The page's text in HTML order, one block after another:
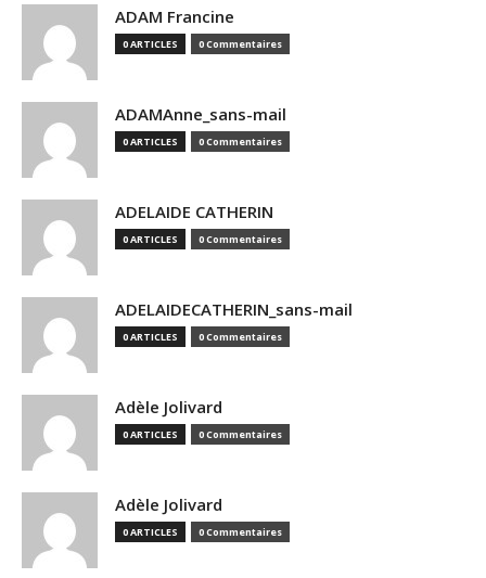
ADAM Francine
0 ARTICLES 0 Commentaires
ADAMAnne_sans-mail
0 ARTICLES 0 Commentaires
ADELAIDE CATHERIN
0 ARTICLES 0 Commentaires
ADELAIDECATHERIN_sans-mail
0 ARTICLES 0 Commentaires
Adèle Jolivard
0 ARTICLES 0 Commentaires
Adèle Jolivard
0 ARTICLES 0 Commentaires